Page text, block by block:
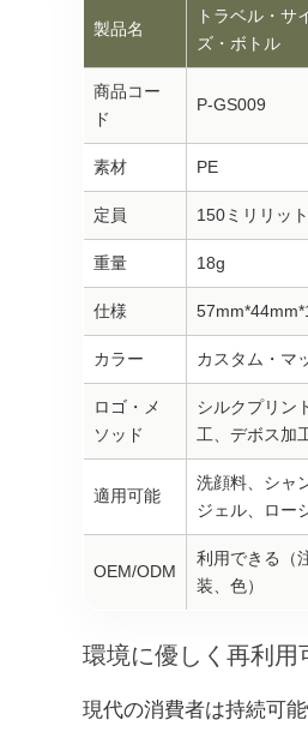
製品名
トラベル・サ
ズ・ボトル
商品コー
ド
P-GS009
素材 PE
定員 150ミリリッ
重量 18g
仕様
カラー カスタム・マ
ロゴ・メ
ソッド
シルクプリン
工、デボス加
適用可能
洗顔料、シャ
ジェル、ロー
OEM/ODM
利用できる（
装、色）
環境に優しく再利用
現代の消費者は持続可能